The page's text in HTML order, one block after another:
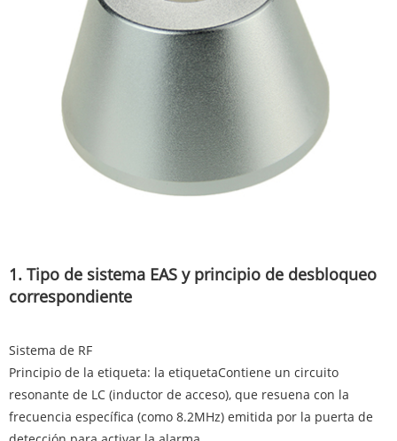
1. Tipo de sistema EAS y principio de desbloqueo
correspondiente
Sistema de RF
Principio de la etiqueta: la etiquetaContiene un circuito
resonante de LC (inductor de acceso), que resuena con la
frecuencia específica (como 8.2MHz) emitida por la puerta de